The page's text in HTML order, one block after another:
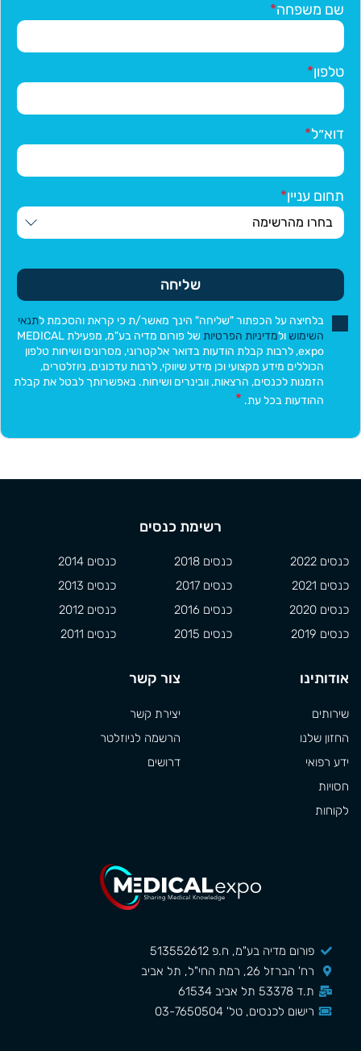
שם משפחה
טלפון
דוא״ל
תחום עניין
שליחה
בלחיצה על הכפתור "שליחה" הינך מאשר/ת כי קראת והסכמת לתנאי
השימוש ולמדיניות הפרטיות
של פורום מדיה בע"מ, מפעילת MEDICAL
expo, לרבות קבלת הודעות בדואר אלקטרוני, מסרונים ושיחות טלפון
הכוללים מידע מקצועי וכן מידע שיווקי, לרבות עדכונים, ניוזלטרים,
הזמנות לכנסים, הרצאות, וובינרים ושיחות. באפשרותך לבטל את קבלת
ההודעות בכל עת.
פורום מדיה בע"מ, ח.פ 513552612
רח' הברזל 26, רמת החי"ל, תל אביב
ת.ד 53378 תל אביב 61534
רישום לכנסים, טל' 03-7650504
רשימת כנסים
כנסים 2022
כנסים 2021
כנסים 2020
כנסים 2019
כנסים 2018
כנסים 2017
כנסים 2016
כנסים 2015
כנסים 2014
כנסים 2013
כנסים 2012
כנסים 2011
אודותינו
שירותים
החזון שלנו
ידע רפואי
חסויות
לקוחות
צור קשר
יצירת קשר
הרשמה לניוזלטר
דרושים